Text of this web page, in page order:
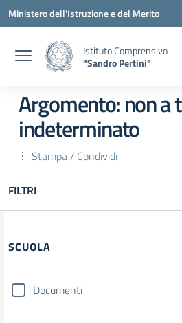
Vai ai contenuti
Vai al menu di navigazione
Vai al footer
Ministero dell'Istruzione e del Merito
Istituto Comprensivo
"Sandro Pertini"
Argomento: non a
indeterminato
Stampa / Condividi
FILTRI
SCUOLA
Documenti